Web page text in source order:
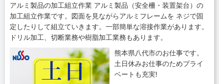
アルミ製品の加工組立作業 アルミ製品（安全柵・装置架台）の
加工組立作業です。図面を見ながらアルミフレームを ネジで固
定したりして組立ていきます。一部簡単な溶接作業があります。
ドリル加工、切断業務や樹脂加工業務もあります。
熊本県八代市のお仕事です。
土日休みお仕事のためプライ
ベートも充実!